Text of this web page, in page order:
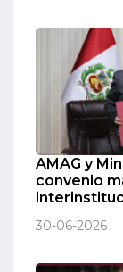
AMAG y
convenio
30-06-2026